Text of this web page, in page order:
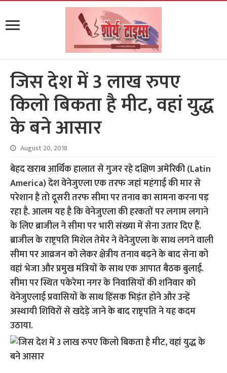
जिस देश में 3 लाख रुपए
किलो बिकता है मीट, वहां युद्ध
के बने आसार
August 20, 2018
बेहद खराब आर्थिक हालात से गुजर रहे दक्षिण अमेरिकी (Latin
America) देश वेनेजुएला एक तरफ जहां महंगाई की मार से
परेशान है तो दूसरी तरफ सीमा पर तनाव का सामना करना पड़
रहा है. आलम यह है कि वेनेजुएला की हरकतों पर लगाम लगाने
के लिए ब्राजील ने सीमा पर भारी संख्या में सेना उतार दिए हैं.
ब्राजील के राष्ट्रपति मिशेल तेमेर ने वेनेजुएला के साथ लगने वाली
सीमा पर आव्रजन को लेकर क्षेत्रीय तनाव बढ़ने के बाद सेना को
वहां भेजा और प्रमुख मंत्रियों के साथ एक आपात बैठक बुलाई.
सीमा पर स्थित पकेरेमा नगर के निवासियों की शनिवार को
वेनेजुएलाई प्रवासियों के साथ हिंसक भिड़ंत होने और उन्हें
अस्थायी शिविरों से खदेड़े जाने के बाद राष्ट्रपति ने यह कदम
उठाया.